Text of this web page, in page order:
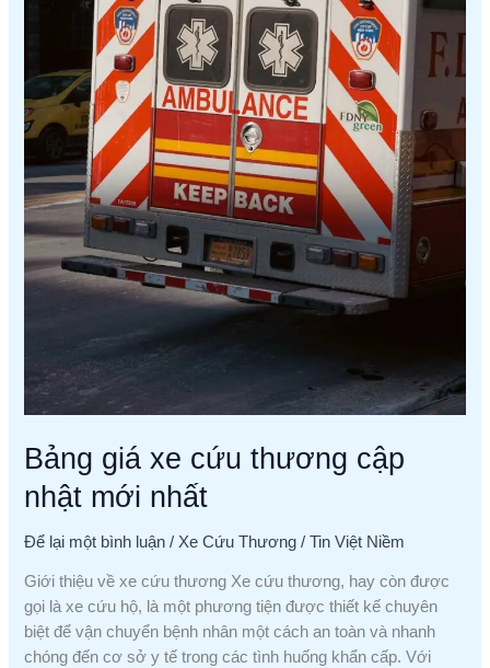
Bảng giá xe cứu thương cập
nhật mới nhất
Để lại một bình luận / Xe Cứu Thương /Tin Việt Niềm
Giới thiệu về xe cứu thương Xe cứu thương, hay còn được
gọi là xe cứu hộ, là một phương tiện được thiết kế chuyên
biệt để vận chuyển bệnh nhân một cách an toàn và nhanh
chóng đến cơ sở y tế trong các tình huống khẩn cấp. Với